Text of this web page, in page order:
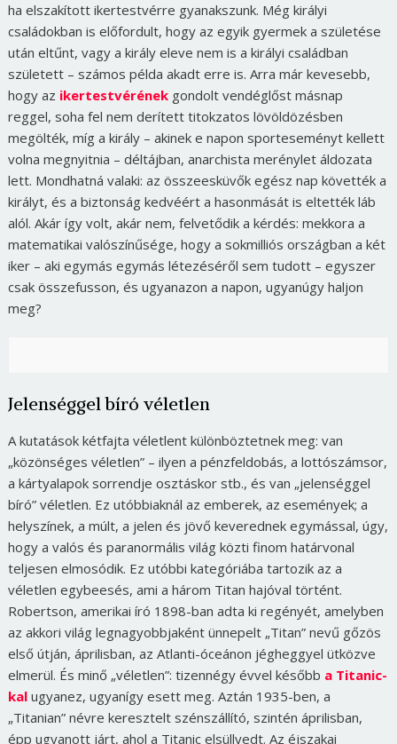
ha elszakított ikertestvérre gyanakszunk. Még királyi
családokban is előfordult, hogy az egyik gyermek a születése
után eltűnt, vagy a király eleve nem is a királyi családban
született – számos példa akadt erre is. Arra már kevesebb,
hogy az ikertestvérének gondolt vendéglőst másnap
reggel, soha fel nem derített titokzatos lövöldözésben
megölték, míg a király – akinek e napon sporteseményt kellett
volna megnyitnia – déltájban, anarchista merénylet áldozata
lett. Mondhatná valaki: az összeesküvők egész nap követték a
királyt, és a biztonság kedvéért a hasonmását is eltették láb
alól. Akár így volt, akár nem, felvetődik a kérdés: mekkora a
matematikai valószínűsége, hogy a sokmilliós országban a két
iker – aki egymás egymás létezéséről sem tudott – egyszer
csak összefusson, és ugyanazon a napon, ugyanúgy haljon
meg?
Jelenséggel bíró véletlen
A kutatások kétfajta véletlent különböztetnek meg: van
„közönséges véletlen” – ilyen a pénzfeldobás, a lottószámsor,
a kártyalapok sorrendje osztáskor stb., és van „jelenséggel
bíró” véletlen. Ez utóbbiaknál az emberek, az események; a
helyszínek, a múlt, a jelen és jövő keverednek egymással, úgy,
hogy a valós és paranormális világ közti finom határvonal
teljesen elmosódik. Ez utóbbi kategóriába tartozik az a
véletlen egybeesés, ami a három Titan hajóval történt.
Robertson, amerikai író 1898-ban adta ki regényét, amelyben
az akkori világ legnagyobbjaként ünnepelt „Titan” nevű gőzös
első útján, áprilisban, az Atlanti-óceánon jégheggyel ütközve
elmerül. És minő „véletlen”: tizennégy évvel később a Titanic-
kalugyanez, ugyanígy esett meg. Aztán 1935-ben, a
„Titanian” névre keresztelt szénszállító, szintén áprilisban,
épp ugyanott járt, ahol a Titanic elsüllyedt. Az éjszakai